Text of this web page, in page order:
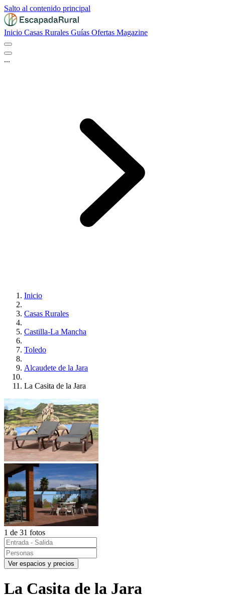
Salto al contenido principal
Inicio Casas Rurales Guías Ofertas Magazine
...
Inicio
Casas Rurales
Castilla-La Mancha
Toledo
Alcaudete de la Jara
La Casita de la Jara
1 de 31 fotos
Ver espacios y precios
La Casita de la Jara